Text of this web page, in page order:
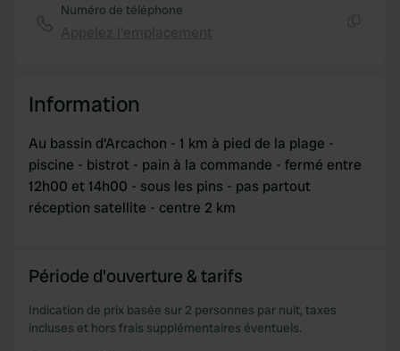
provided to them or that they’ve collected from your use
Numéro de téléphone
Information
Au bassin d'Arcachon - 1 km à pied de la plage -
piscine - bistrot - pain à la commande - fermé entre
12h00 et 14h00 - sous les pins - pas partout
réception satellite - centre 2 km
Période d'ouverture & tarifs
Indication de prix basée sur 2 personnes par nuit, taxes
incluses et hors frais supplémentaires éventuels.